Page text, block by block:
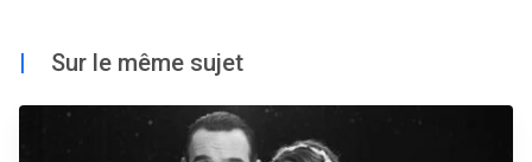
| Sur le même sujet